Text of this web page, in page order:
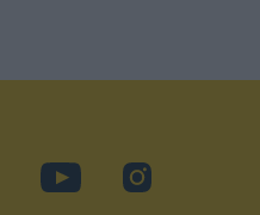
YouTubeInstagram